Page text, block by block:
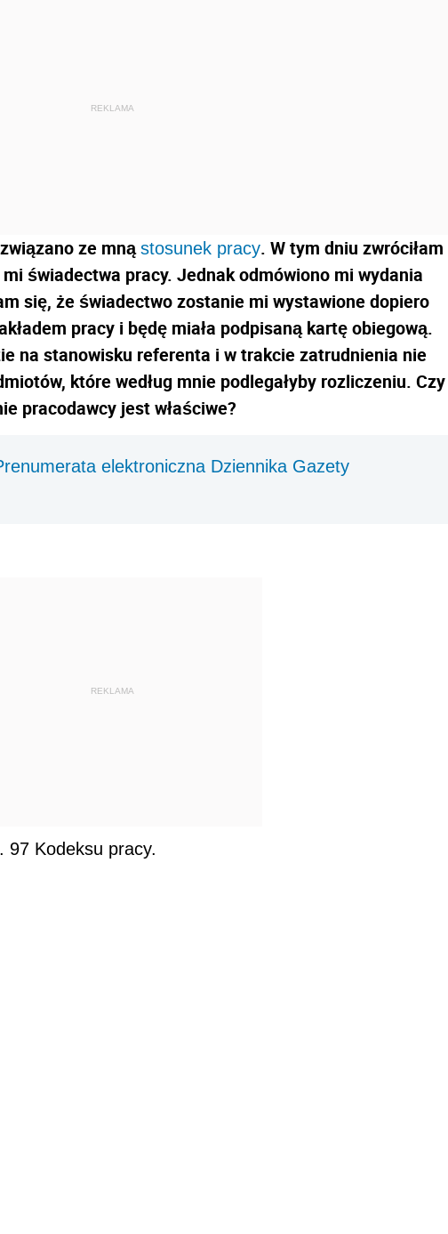
REKLAMA
ze mnąstosunek pracy. W tym dniu zwróciłam
świadectwa pracy. Jednak odmówiono mi wydania
się, że świadectwo zostanie mi wystawione dopiero
pracy i będę miała podpisaną kartę obiegową.
na stanowisku referenta i w trakcie zatrudnienia nie
które według mnie podlegałyby rozliczeniu. Czy
pracodawcy jest właściwe?
elektroniczna Dziennika Gazety
REKLAMA
97 Kodeksu pracy.